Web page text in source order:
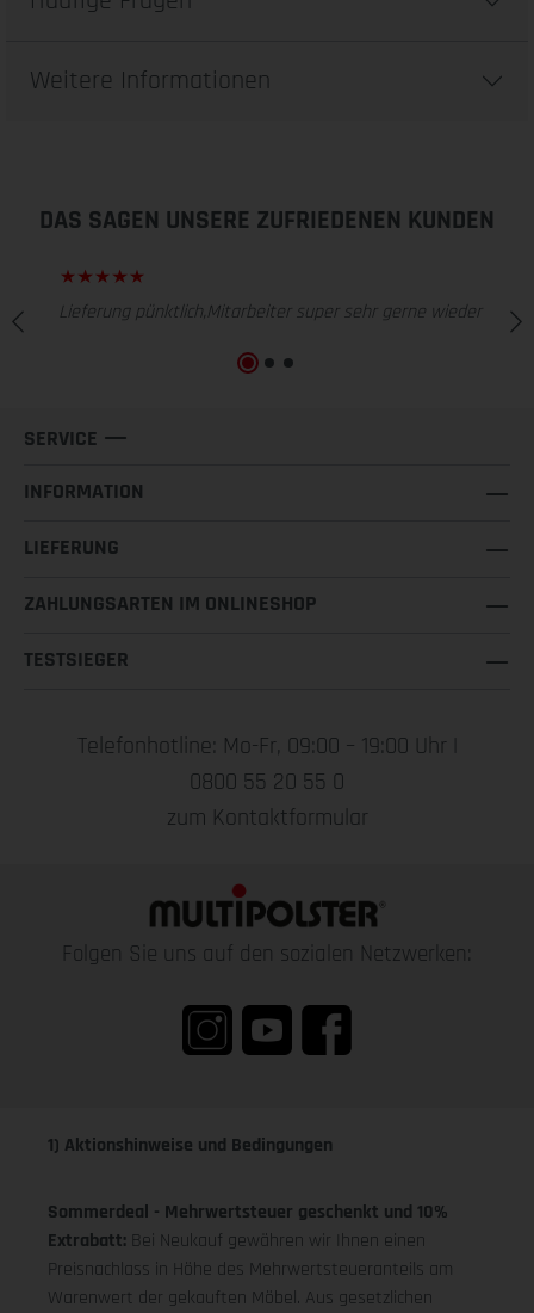
Weitere Informationen
DAS SAGEN UNSERE ZUFRIEDENEN KUNDEN
Lieferung pünktlich,Mitarbeiter super sehr gerne wieder
SERVICE
INFORMATION
LIEFERUNG
ZAHLUNGSARTEN IM ONLINESHOP
TESTSIEGER
Telefonhotline: Mo-Fr, 09:00 – 19:00 Uhr |
0800 55 20 55 0
zum Kontaktformular
Folgen Sie uns auf den sozialen Netzwerken:
1) Aktionshinweise und Bedingungen
Sommerdeal - Mehrwertsteuer geschenkt und 10%
Extrabatt: Bei Neukauf gewähren wir Ihnen einen
Preisnachlass in Höhe des Mehrwertsteueranteils am
Warenwert der gekauften Möbel. Aus gesetzlichen